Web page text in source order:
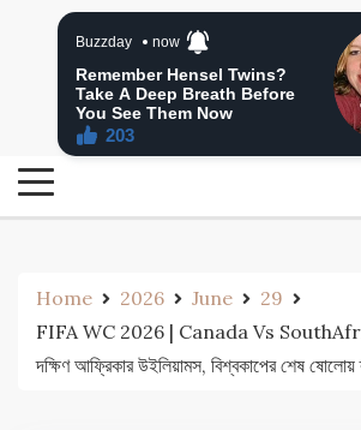
24 Ghanta Bangla News
24 Ghanta Bengali News
Home 2026 June
29
FIFA WC 2026 | Canada Vs
দক্ষিণ আফ্রিকার উইলিয়ামস, বিশ্বকাপের শেষ ষোলোয়